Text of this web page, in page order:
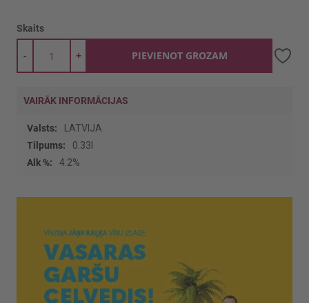
Skaits
+
- PIEVIENOT GROZAM
VAIRĀK INFORMĀCIJAS
Vairāk
informācijas
LATVIJA
0.33l
4.2%